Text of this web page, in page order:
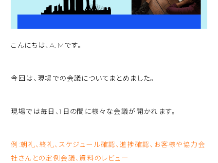
こんにちは、A.Mです。
今回は、現場での会議についてまとめました。
現場では毎日、1日の間に様々な会議が開かれます。
例:朝礼、終礼、スケジュール確認、進捗確認、お客様や協力会
社さんとの定例会議、資料のレビュー